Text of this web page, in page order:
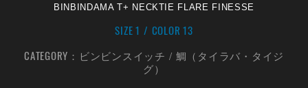
BINBINDAMA T+ NECKTIE FLARE FINESSE
SIZE 1
COLOR 13
CATEGORY： ビンビンスイッチ 鯛（タイラバ・タイジ
グ）